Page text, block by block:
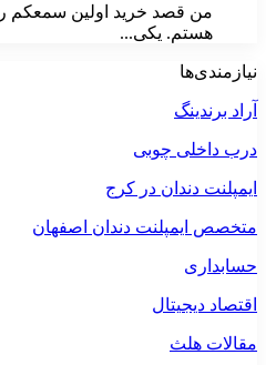
من قصد خرید اولین سمعکم
هستم. یکی...
نیازمندی‌ها
آراد برندینگ
درب داخلی چوبی
ایمپلنت دندان در کرج
متخصص ایمپلنت دندان اصفهان
حسابداری
اقتصاد دیجیتال
مقالات هلث